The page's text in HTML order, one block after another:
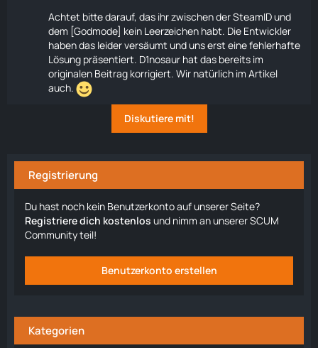
Achtet bitte darauf, das ihr zwischen der SteamID und
dem [Godmode] kein Leerzeichen habt. Die Entwickler
haben das leider versäumt und uns erst eine fehlerhafte
Lösung präsentiert. D1nosaur hat das bereits im
originalen Beitrag korrigiert. Wir natürlich im Artikel
auch.
Diskutiere mit!
Registrierung
Du hast noch kein Benutzerkonto auf unserer Seite?
Registriere dich kostenlos und nimm an unserer SCUM
Community teil!
Benutzerkonto erstellen
Kategorien